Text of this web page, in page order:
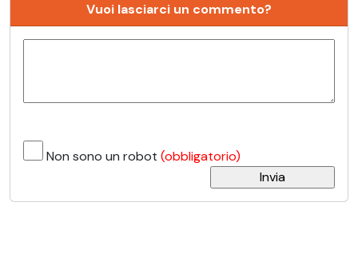
Vuoi lasciarci un commento?
Non sono un robot (obbligatorio)